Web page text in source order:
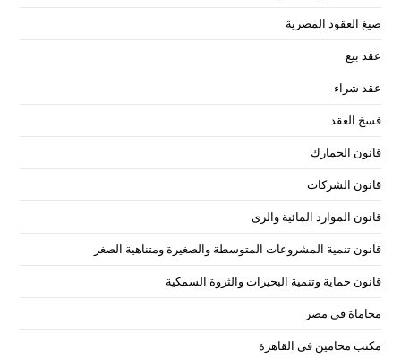
صيغ العقود المصرية
عقد بيع
عقد شراء
فسخ العقد
قانون الجمارك
قانون الشركات
قانون الموارد المائية والرى
قانون تنمية المشروعات المتوسطة والصغيرة ومتناهية الصغر
قانون حماية وتنمية البحيرات والثروة السمكية
محاماة فى مصر
مكتب محامين فى القاهرة